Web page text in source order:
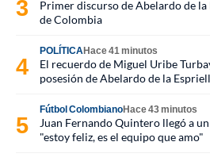
Primer discurso de Abelardo de
de Colombia
POLÍTICAHace 41 minutos
El recuerdo de Miguel Uribe
posesión de Abelardo de la
Fútbol ColombianoHace 43 minutos
Juan Fernando Quintero llegó a
"estoy feliz, es el equipo que amo"